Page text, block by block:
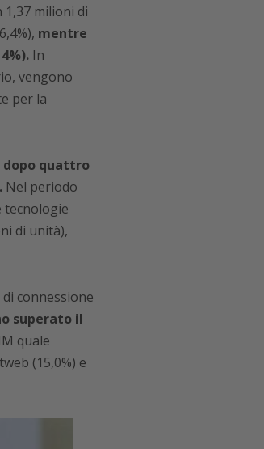
1,37 milioni di
mentre
In
vengono
per la
dopo quattro
Nel periodo
tecnologie
di unità),
connessione
superato il
quale
(15,0%) e